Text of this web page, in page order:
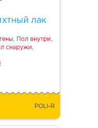
лак
Пол внутри,
снаружи,
POLI-R